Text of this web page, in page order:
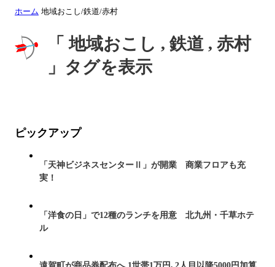
ホーム 地域おこし/鉄道/赤村
「 地域おこし , 鉄道 , 赤村
」タグを表示
ピックアップ
「天神ビジネスセンターⅡ」が開業 商業フロアも充
実！
「洋食の日」で12種のランチを用意 北九州・千草ホテ
ル